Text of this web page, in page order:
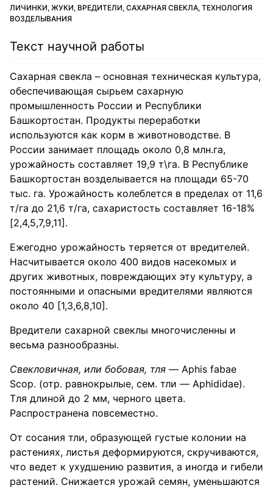
ЛИЧИНКИ, ЖУКИ, ВРЕДИТЕЛИ, САХАРНАЯ СВЕКЛА, ТЕХНОЛОГИЯ
ВОЗДЕЛЫВАНИЯ
Текст научной работы
Сахарная свекла – основная техническая культура,
обеспечивающая сырьем сахарную
промышленность России и Республики
Башкортостан. Продукты переработки
используются как корм в животноводстве. В
России занимает площадь около 0,8 млн.га,
урожайность составляет 19,9 т\га. В Республике
Башкортостан возделывается на площади 65-70
тыс. га. Урожайность колеблется в пределах от 11,6
т/га до 21,6 т/га, сахаристость составляет 16-18%
[2,4,5,7,9,11].
Ежегодно урожайность теряется от вредителей.
Насчитывается около 400 видов насекомых и
других животных, повреждающих эту культуру, а
постоянными и опасными вредителями являются
около 40 [1,3,6,8,10].
Вредители сахарной свеклы многочисленны и
весьма разнообразны.
Свекловичная, или бобовая, тля — Aphis fabae
Scop. (отр. равнокрылые, сем. тли — Aphididae).
Тля длиной до 2 мм, черного цвета.
Распространена повсеместно.
От сосания тли, образующей густые колонии на
растениях, листья деформируются, скручиваются,
что ведет к ухудшению развития, а иногда и гибели
растений. Снижается урожай семян, уменьшаются